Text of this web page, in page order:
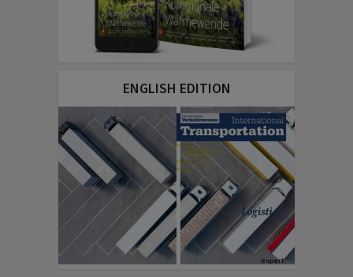
ENGLISH EDITION